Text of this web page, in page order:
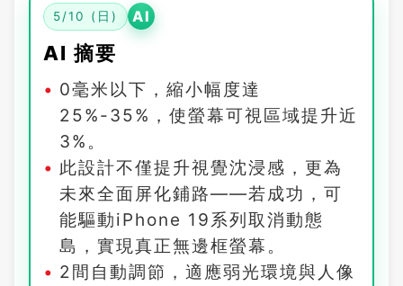
5/10 (日) AI
AI 摘要
0毫米以下，縮小幅度達
25%-35%，使螢幕可視區域提升近
3%。
此設計不僅提升視覺沈浸感，更為
未來全面屏化鋪路——若成功，可
能驅動iPhone 19系列取消動態
島，實現真正無邊框螢幕。
2間自動調節，適應弱光環境與人像